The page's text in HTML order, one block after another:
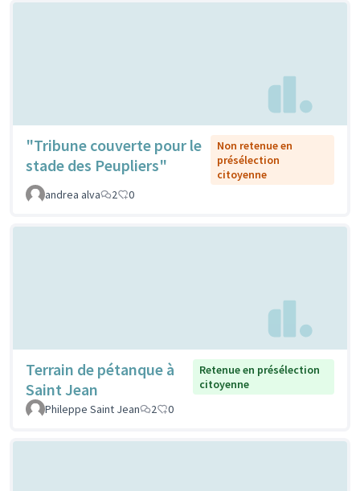
"Tribune couverte pour le
stade des Peupliers"
Non retenue en
présélection
citoyenne
andrea alva
2 0
Terrain de pétanque à
Saint Jean
Retenue en présélection
citoyenne
Phileppe Saint Jean
2 0